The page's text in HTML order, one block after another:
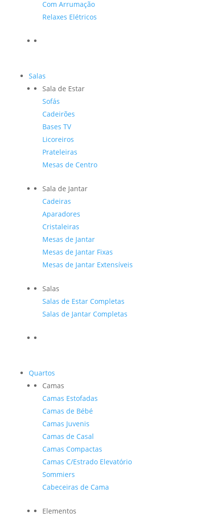
Com Arrumação
Relaxes Elétricos
Salas
Sala de Estar
Sofás
Cadeirões
Bases TV
Licoreiros
Prateleiras
Mesas de Centro
Sala de Jantar
Cadeiras
Aparadores
Cristaleiras
Mesas de Jantar
Mesas de Jantar Fixas
Mesas de Jantar Extensíveis
Salas
Salas de Estar Completas
Salas de Jantar Completas
Quartos
Camas
Camas Estofadas
Camas de Bébé
Camas Juvenis
Camas de Casal
Camas Compactas
Camas C/Estrado Elevatório
Sommiers
Cabeceiras de Cama
Elementos